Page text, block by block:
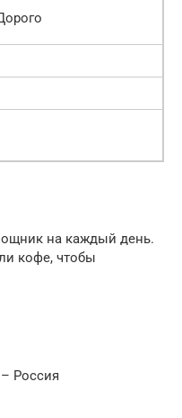
на каждый день.
кофе, чтобы
Россия